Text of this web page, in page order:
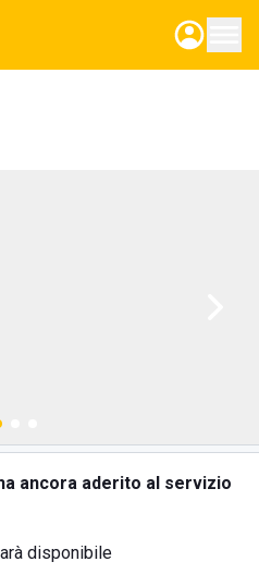
ancora aderito al servizio
disponibile